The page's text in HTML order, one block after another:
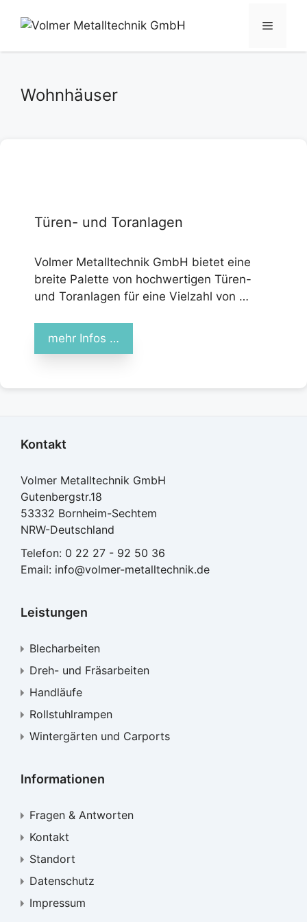
Inhalt
Menü
Wohnhäuser
Türen- und Toranlagen
Volmer Metalltechnik GmbH bietet eine
breite Palette von hochwertigen Türen-
und Toranlagen für eine Vielzahl von …
mehr Infos …
Kontakt
Volmer Metalltechnik GmbH
Gutenbergstr.18
53332 Bornheim-Sechtem
NRW-Deutschland
Telefon: 0 22 27 - 92 50 36
Email: info@volmer-metalltechnik.de
Leistungen
Blecharbeiten
Dreh- und Fräsarbeiten
Handläufe
Rollstuhlrampen
Wintergärten und Carports
Informationen
Fragen & Antworten
Kontakt
Standort
Datenschutz
Impressum